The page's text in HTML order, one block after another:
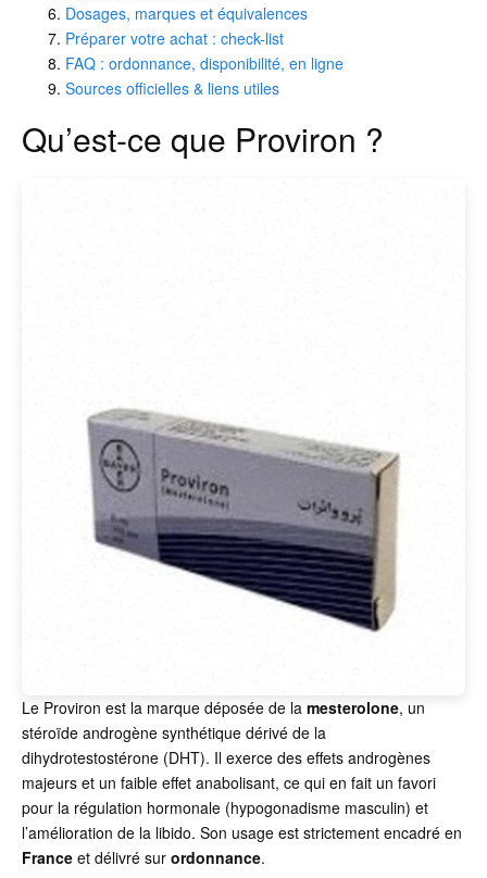
Dosages, marques et équivalences
Préparer votre achat : check-list
FAQ : ordonnance, disponibilité, en ligne
Sources officielles & liens utiles
Qu’est-ce que Proviron ?
Le Proviron est la marque déposée de la mesterolone, un
stéroïde androgène synthétique dérivé de la
dihydrotestostérone (DHT). Il exerce des effets androgènes
majeurs et un faible effet anabolisant, ce qui en fait un favori
pour la régulation hormonale (hypogonadisme masculin) et
l’amélioration de la libido. Son usage est strictement encadré en
France et délivré sur ordonnance.